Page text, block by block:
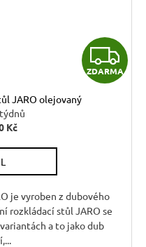
Z
D
ZDARMA
JARO olejovaný
Kč
je vyroben z dubového
rozkládací stůl JARO se
a to jako dub